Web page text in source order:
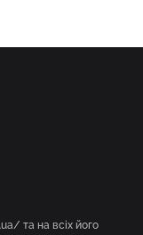
та на всіх його